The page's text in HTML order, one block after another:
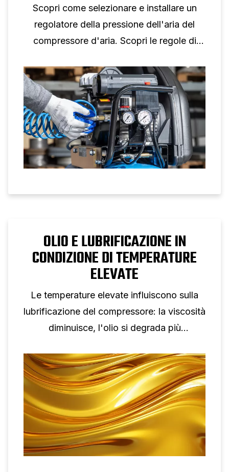
Scopri come selezionare e installare un
regolatore della pressione dell'aria del
compressore d'aria. Scopri le regole di
manometri e i consigli di configurazione
per un controllo affidabile della pressione
dell'aria.
OLIO E LUBRIFICAZIONE IN
CONDIZIONE DI TEMPERATURE
ELEVATE
Le temperature elevate influiscono sulla
lubrificazione del compressore: la viscosità
diminuisce, l'olio si degrada più
influenzando l'affidabilità, l'efficienza e la
durata.